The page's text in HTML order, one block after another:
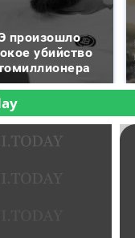
произошло
убийство